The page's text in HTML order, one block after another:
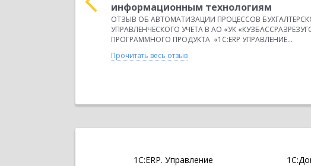
информационным технологиям
ОТЗЫВ ОБ АВТОМАТИЗАЦИИ ПРОЦЕССОВ
УПРАВЛЕНЧЕСКОГО УЧЕТА В АО «УК
ПРОГРАММНОГО ПРОДУКТА «1С:ERP УПРАВЛЕНИЕ...
Прочитать весь отзыв
1С:ERP. Управление